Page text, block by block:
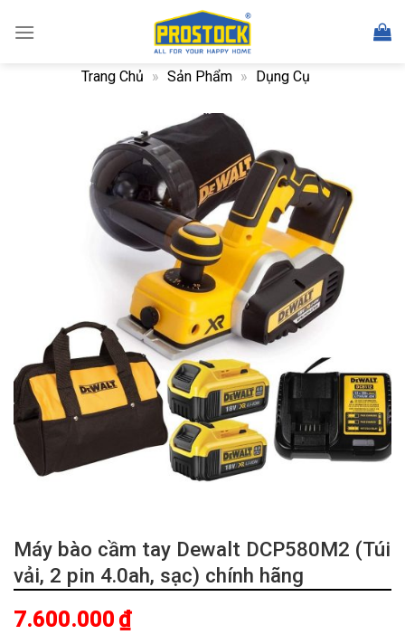
Trang Chủ » Sản Phẩm » Dụng Cụ
Máy bào cầm tay Dewalt DCP580M2 (Túi
vải, 2 pin 4.0ah, sạc) chính hãng
7.600.000 ₫